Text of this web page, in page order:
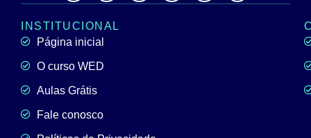
INSTITUCIONAL
Página inicial
O curso WED
Aulas Grátis
Fale conosco